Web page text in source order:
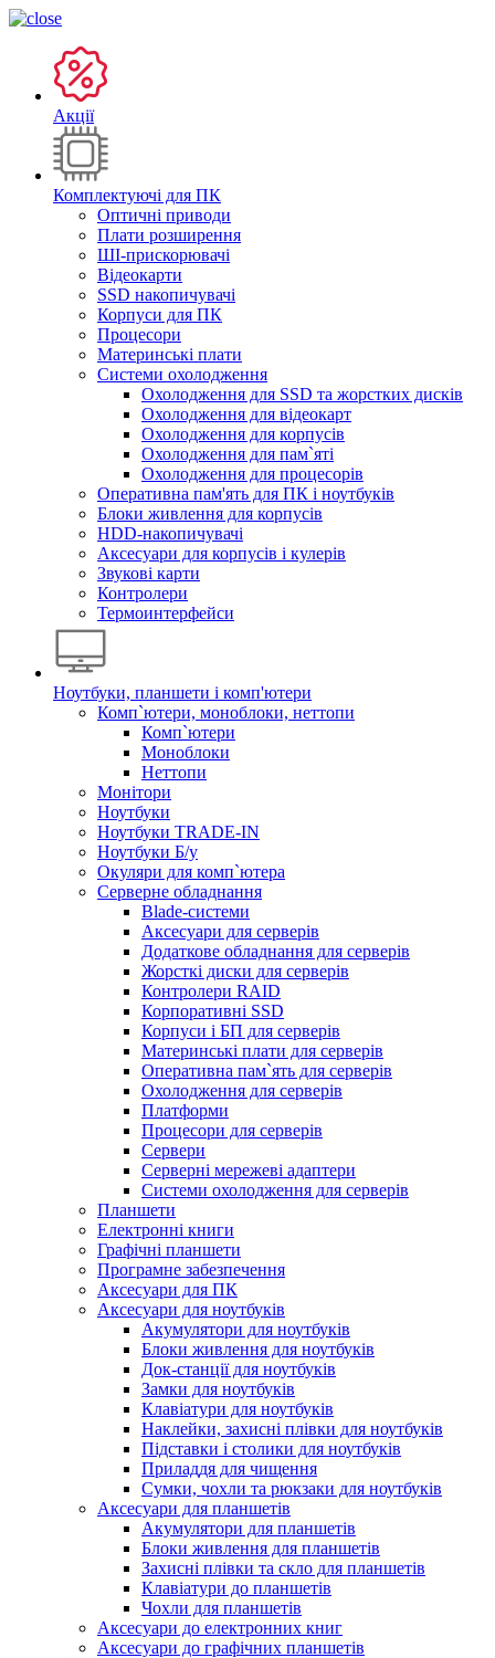
Акції
Комплектуючі для ПК
Оптичні приводи
Плати розширення
ШІ-прискорювачі
Відеокарти
SSD накопичувачі
Корпуси для ПК
Процесори
Материнські плати
Системи охолодження
Охолодження для SSD та жорстких дисків
Охолодження для відеокарт
Охолодження для корпусів
Охолодження для пам`яті
Охолодження для процесорів
Оперативна пам'ять для ПК і ноутбуків
Блоки живлення для корпусів
HDD-накопичувачі
Аксесуари для корпусів і кулерів
Звукові карти
Контролери
Термоинтерфейси
Ноутбуки, планшети і комп'ютери
Комп`ютери, моноблоки, неттопи
Комп`ютери
Моноблоки
Неттопи
Монітори
Ноутбуки
Ноутбуки TRADE-IN
Ноутбуки Б/у
Окуляри для комп`ютера
Серверне обладнання
Blade-системи
Аксесуари для серверів
Додаткове обладнання для серверів
Жорсткі диски для серверів
Контролери RAID
Корпоративні SSD
Корпуси і БП для серверів
Материнські плати для серверів
Оперативна пам`ять для серверів
Охолодження для серверів
Платформи
Процесори для серверів
Сервери
Серверні мережеві адаптери
Системи охолодження для серверів
Планшети
Електронні книги
Графічні планшети
Програмне забезпечення
Аксесуари для ПК
Аксесуари для ноутбуків
Акумулятори для ноутбуків
Блоки живлення для ноутбуків
Док-станції для ноутбуків
Замки для ноутбуків
Клавіатури для ноутбуків
Наклейки, захисні плівки для ноутбуків
Підставки і столики для ноутбуків
Приладдя для чищення
Сумки, чохли та рюкзаки для ноутбуків
Аксесуари для планшетів
Акумулятори для планшетів
Блоки живлення для планшетів
Захисні плівки та скло для планшетів
Клавіатури до планшетів
Чохли для планшетів
Аксесуари до електронних книг
Аксесуари дo графічних планшетів